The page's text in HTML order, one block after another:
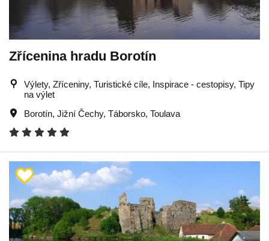
Zřícenina hradu Borotín
Výlety, Zříceniny, Turistické cíle, Inspirace - cestopisy, Tipy
na výlet
Borotín, Jižní Čechy, Táborsko, Toulava